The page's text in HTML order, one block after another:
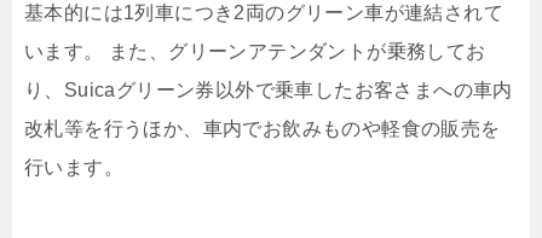
基本的には1列車につき2両のグリーン車が連結されて
います。 また、グリーンアテンダントが乗務してお
り、Suicaグリーン券以外で乗車したお客さまへの車内
改札等を行うほか、車内でお飲みものや軽食の販売を
行います。